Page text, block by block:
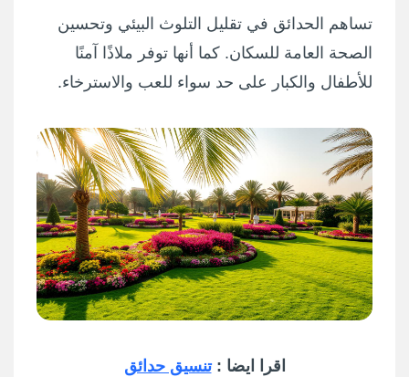
تساهم الحدائق في تقليل التلوث البيئي وتحسين
الصحة العامة للسكان. كما أنها توفر ملاذًا آمنًا
للأطفال والكبار على حد سواء للعب والاسترخاء.
اقرا ايضا :تنسيق حدائق